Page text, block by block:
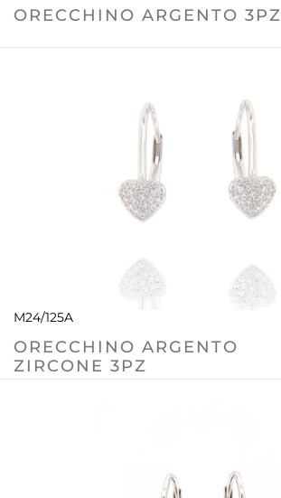
ORECCHINO ARGENTO 3PZ
M24/125A
ORECCHINO ARGENTO
ZIRCONE 3PZ